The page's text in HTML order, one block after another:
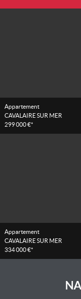
Appartement
CAVALAIRE SUR MER
299 000 €*
Appartement
CAVALAIRE SUR MER
334 000 €*